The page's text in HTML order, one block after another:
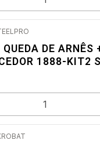
DE ARNÊS
1888-KIT2